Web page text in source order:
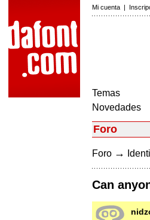
Mi cuenta |
Temas
Novedades
Foro
Foro →
Can